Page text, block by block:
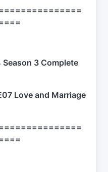
3 Complete
Love and Marriage